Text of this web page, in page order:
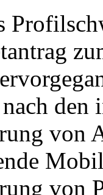
von
von